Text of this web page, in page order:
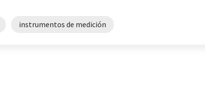
instrumentos de medición